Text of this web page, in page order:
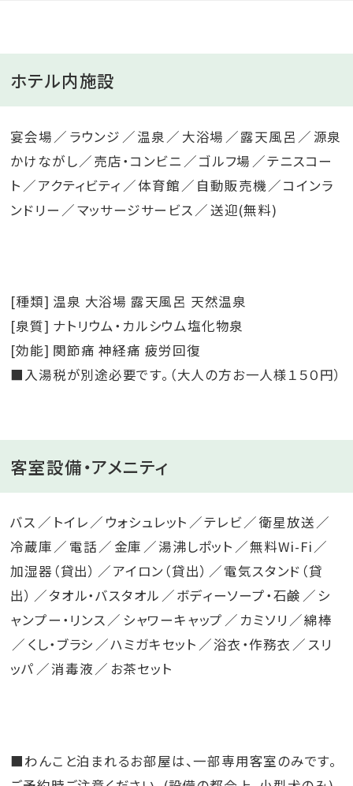
ホテル内施設
宴会場 ラウンジ 温泉 大浴場 露天風呂
源泉
かけながし
売店・コンビニ ゴルフ場
テニスコー
ト
アクティビティ 体育館 自動販売機
コインラ
ンドリー
マッサージサービス 送迎(無料)
[種類] 温泉 大浴場 露天風呂 天然温泉
[泉質] ナトリウム・カルシウム塩化物泉
[効能] 関節痛 神経痛 疲労回復
■入湯税が別途必要です。（大人の方お一人様１５０円）
客室設備・アメニティ
バス トイレ ウォシュレット テレビ
衛星放送
冷蔵庫
電話 金庫 湯沸しポット
無料Wi-Fi
加湿器（貸出）
アイロン（貸出）
電気スタンド（貸
出）
タオル・バスタオル ボディーソープ・石鹸
シ
ャンプー・リンス
シャワーキャップ カミソリ
綿棒
くし・ブラシ
ハミガキセット 浴衣・作務衣
スリ
ッパ
消毒液 お茶セット
■わんこと泊まれるお部屋は、一部専用客室のみです。